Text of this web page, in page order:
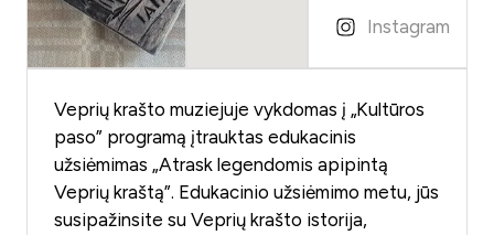
Instagram
Veprių krašto muziejuje vykdomas į „Kultūros
paso” programą įtrauktas edukacinis
užsiėmimas „Atrask legendomis apipintą
Veprių kraštą”. Edukacinio užsiėmimo metu, jūs
susipažinsite su Veprių krašto istorija,